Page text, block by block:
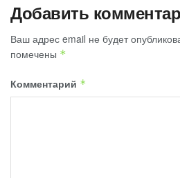
Добавить
Ваш адрес email не будет
помечены *
Комментарий *